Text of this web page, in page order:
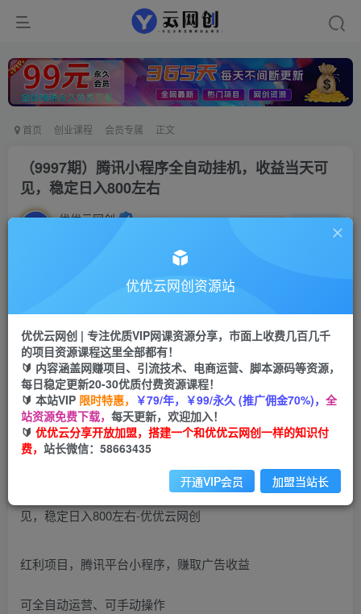
首页 创业课程 会员专属 正文
（9997期）腾讯小程序全自动挂机，收益当天可
见，稳定日入800左右
优优云网创 私信
会员专属资源
会员免费
您暂无购买权限，请先开通会员
开通会员
红利项目，腾讯平台小程序，赚取广告收益
可全自动运营、可手动操作
优优云网创资源站
优优云网创 | 专注优质VIP网课资源分享，市面上收费几百几千
的项目资源课程这里全部都有！
🔰 内容涵盖网赚项目、引流技术、电商运营、脚本源码等资源，
每日稳定更新20-30优质付费资源课程！
🔰 本站VIP 限时特惠， ￥79/年，￥99/永久 (推广佣金70%)， 全
站资源免费下载， 每天更新，欢迎加入！
🔰 优优云分享开放加盟，搭建一个和优优云网创一样的知识付
费， 站长微信：58663435
开通VIP会员 加盟当站长